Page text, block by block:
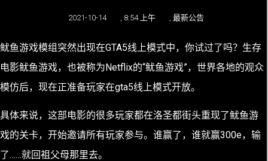
2021-10-14 8:54 上午 最新公告
鱿鱼游戏模组突然出现在GTA5线上模式中，你试过了吗？ 生存
电影鱿鱼游戏，也被称为Netflix的“鱿鱼游戏”，世界各地的观众
模仿后，现在正准备玩家在gta5线上模式开放。
具体来说，这部电影的很多玩家都在洛圣都街头重现了鱿鱼游
戏的关卡，开始邀请所有玩家参与。谁赢了，谁就赢300e，输
了……就回祖父母那里去。